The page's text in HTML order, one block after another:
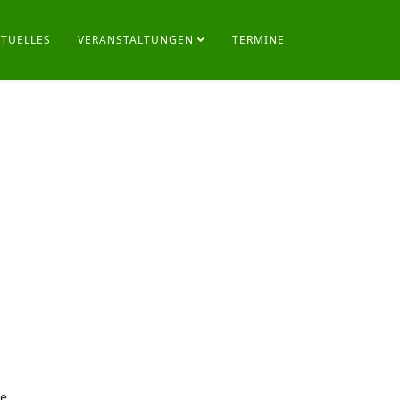
VERANSTALTUNGEN TERMINE